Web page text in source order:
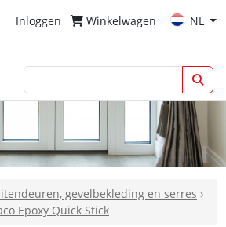
Inloggen Winkelwagen NL
gevelbekleding en serres ›
Epoxy Quick Stick